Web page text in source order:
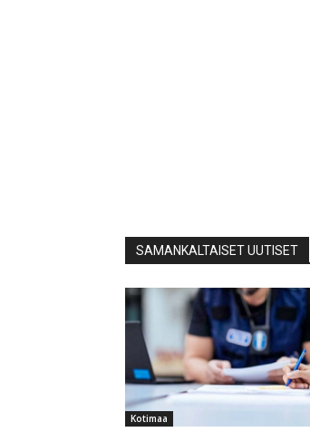
SAMANKALTAISET UUTISET
Kotimaa